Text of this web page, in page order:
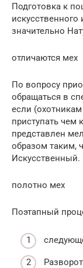
Подготовка к
значительно
отличаются мех
По вопросу
обращаться в
если
приступать чем
представлен
образом таким,
Искусственный.
полотно мех
Поэтапный